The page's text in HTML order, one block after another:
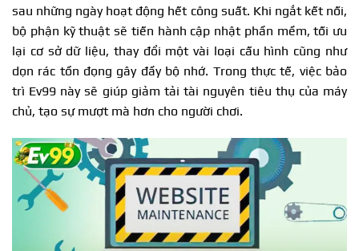
sau những ngày hoạt động hết công suất. Khi ngắt kết nối,
bộ phận kỹ thuật sẽ tiến hành cập nhật phần mềm, tối ưu
lại cơ sở dữ liệu, thay đổi một vài loại cấu hình cũng như
dọn rác tồn đọng gây đầy bộ nhớ. Trong thực tế, việc bảo
trì Ev99 này sẽ giúp giảm tải tài nguyên tiêu thụ của máy
chủ, tạo sự mượt mà hơn cho người chơi.